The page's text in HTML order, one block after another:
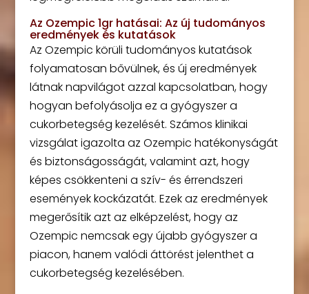
Az Ozempic 1gr hatásai: Az új tudományos
eredmények és kutatások
Az Ozempic körüli tudományos kutatások
folyamatosan bővülnek, és új eredmények
látnak napvilágot azzal kapcsolatban, hogy
hogyan befolyásolja ez a gyógyszer a
cukorbetegség kezelését. Számos klinikai
vizsgálat igazolta az Ozempic hatékonyságát
és biztonságosságát, valamint azt, hogy
képes csökkenteni a szív- és érrendszeri
események kockázatát. Ezek az eredmények
megerősítik azt az elképzelést, hogy az
Ozempic nemcsak egy újabb gyógyszer a
piacon, hanem valódi áttörést jelenthet a
cukorbetegség kezelésében.